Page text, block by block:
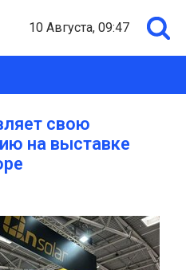
10 Августа, 09:47
свою
на выставке